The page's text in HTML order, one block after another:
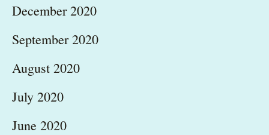
December 2020
September 2020
August 2020
July 2020
June 2020